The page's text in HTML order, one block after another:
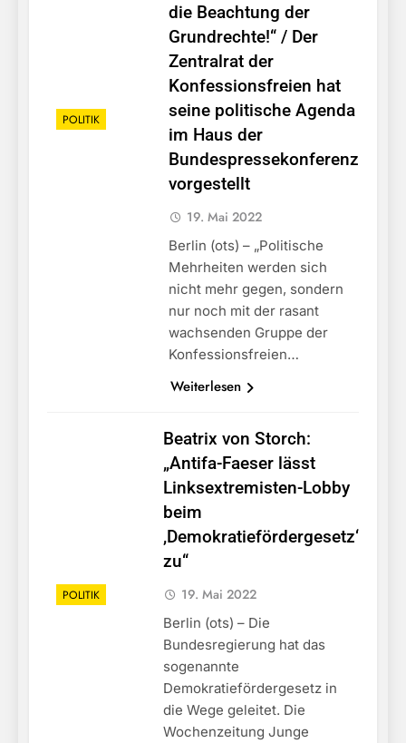
POLITIK
die Beachtung der
Grundrechte!“ / Der
Zentralrat der
Konfessionsfreien hat
seine politische Agenda
im Haus der
Bundespressekonferenz
vorgestellt
19. Mai 2022
Berlin (ots) – „Politische
Mehrheiten werden sich
nicht mehr gegen, sondern
nur noch mit der rasant
wachsenden Gruppe der
Konfessionsfreien…
Weiterlesen
POLITIK
Beatrix von Storch:
„Antifa-Faeser lässt
Linksextremisten-Lobby
beim
,Demokratiefördergesetz‘
zu“
19. Mai 2022
Berlin (ots) – Die
Bundesregierung hat das
sogenannte
Demokratiefördergesetz in
die Wege geleitet. Die
Wochenzeitung Junge